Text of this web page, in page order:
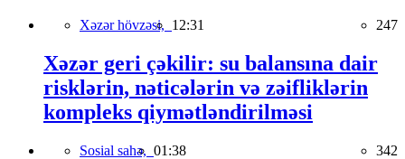
Xəzər hövzəsi, 12:31 247
Xəzər geri çəkilir: su balansına dair
risklərin, nəticələrin və zəifliklərin
kompleks qiymətləndirilməsi
Sosial sahə, 01:38 342